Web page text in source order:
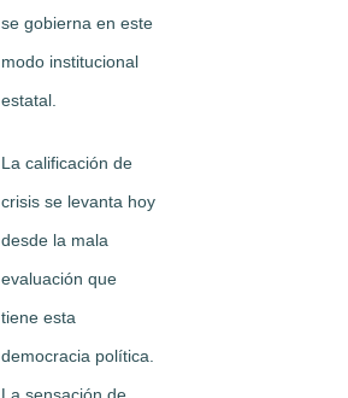
se gobierna en este
modo institucional
estatal.
La calificación de
crisis se levanta hoy
desde la mala
evaluación que
tiene esta
democracia política.
La sensación de